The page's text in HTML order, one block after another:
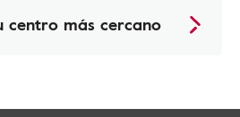
centro más cercano